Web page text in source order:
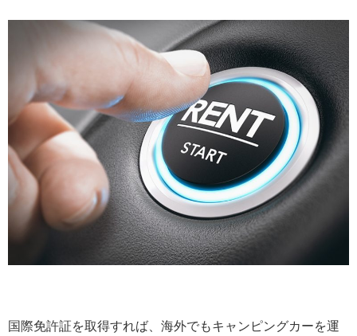
国際免許証を取得すれば、海外でもキャンピングカーを運